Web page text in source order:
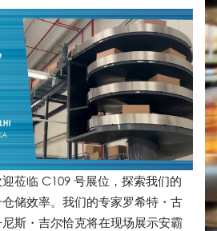
莅临 C109 号展位，探索我们的
储效率。我们的专家罗希特・古
斯・吉尔恰克将在现场展示安霸